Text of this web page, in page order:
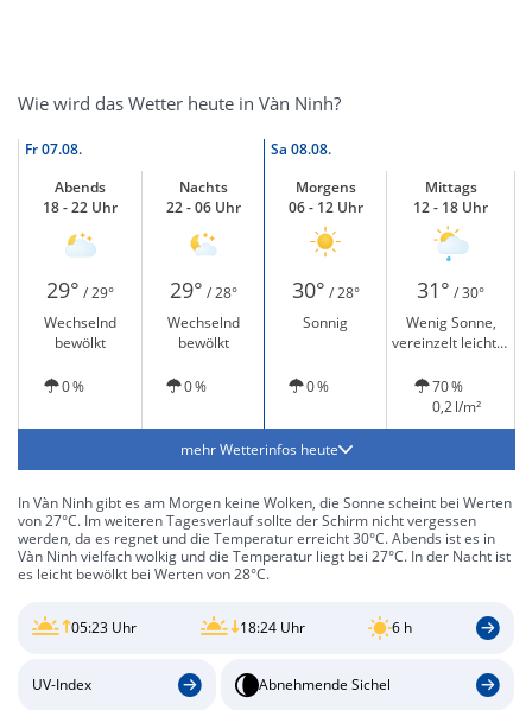
Wie wird das Wetter heute in Vàn Ninh?
Fr07.08. Sa 08.08.
Abends
18 - 22 Uhr
Nachts
22 - 06 Uhr
Morgens
06 - 12 Uhr
Mittags
12 - 18 Uhr
29° / 29° 29° / 28° 30° / 28° 31° / 30°
Wechselnd
bewölkt
Wechselnd
bewölkt
Sonnig
Wenig Sonne,
vereinzelt leichter
0 %
0 % 0 %
70 %
0,2 l/m²
mehr Wetterinfos heute
In Vàn Ninh gibt es am Morgen keine Wolken, die Sonne scheint bei Werten
von 27°C. Im weiteren Tagesverlauf sollte der Schirm nicht vergessen
werden, da es regnet und die Temperatur erreicht 30°C. Abends ist es in
Vàn Ninh vielfach wolkig und die Temperatur liegt bei 27°C. In der Nacht ist
es leicht bewölkt bei Werten von 28°C.
05:23 Uhr 18:24 Uhr 6 h
UV-Index Abnehmende Sichel